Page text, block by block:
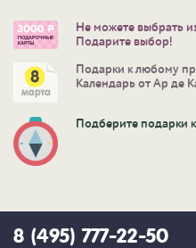
Не можете выбрать
Подарите выбор!
Подарки к любому
Календарь от Ар де
Подберите подарки
8 (495) 777-22-50